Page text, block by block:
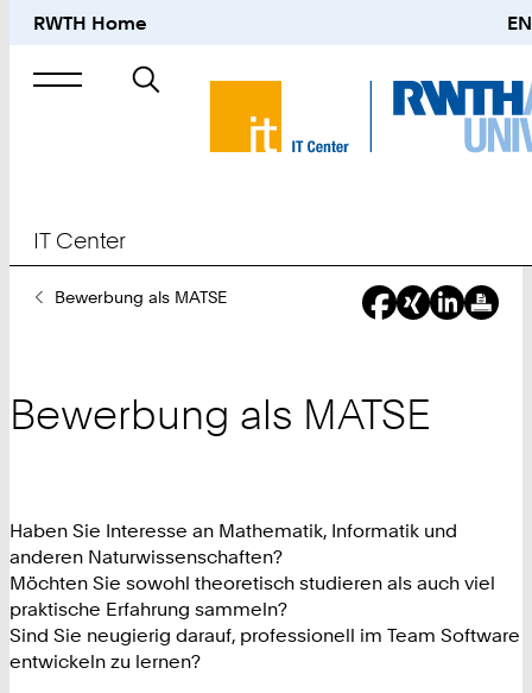
RWTH Home EN
Suche
nach
IT Center
SieBewerbung als MATSE
Bewerbung als MATSE
Haben Sie Interesse an Mathematik, Informatik und
anderen Naturwissenschaften?
Möchten Sie sowohl theoretisch studieren als auch viel
praktische Erfahrung sammeln?
Sind Sie neugierig darauf, professionell im Team Software
entwickeln zu lernen?